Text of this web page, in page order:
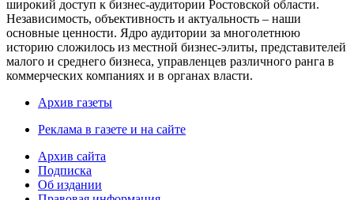
широкий доступ к бизнес-аудитории Ростовской области.
Независимость, объективность и актуальность – наши
основные ценности. Ядро аудитории за многолетнюю
историю сложилось из местной бизнес-элиты, представителей
малого и среднего бизнеса, управленцев различного ранга в
коммерческих компаниях и в органах власти.
Архив газеты
Реклама в газете и на сайте
Архив сайта
Подписка
Об издании